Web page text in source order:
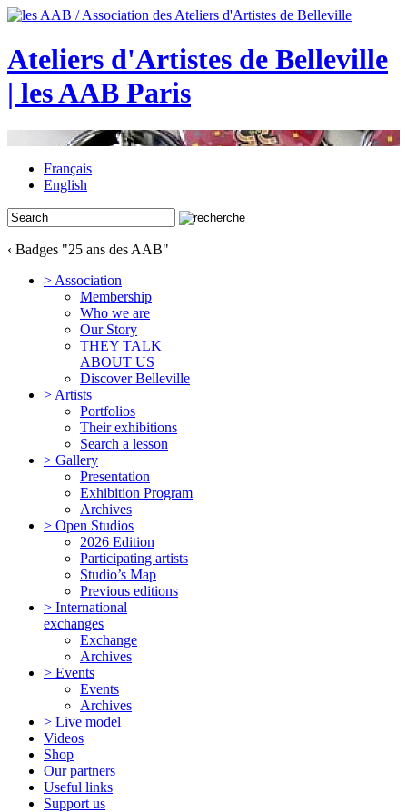
Ateliers d'Artistes de Belleville
| les AAB Paris
Français
English
‹ Badges "25 ans des AAB"
> Association
Membership
Who we are
Our Story
THEY TALK
ABOUT US
Discover Belleville
> Artists
Portfolios
Their exhibitions
Search a lesson
> Gallery
Presentation
Exhibition Program
Archives
> Open Studios
2026 Edition
Participating artists
Studio’s Map
Previous editions
> International
exchanges
Exchange
Archives
> Events
Events
Archives
> Live model
Videos
Shop
Our partners
Useful links
Support us